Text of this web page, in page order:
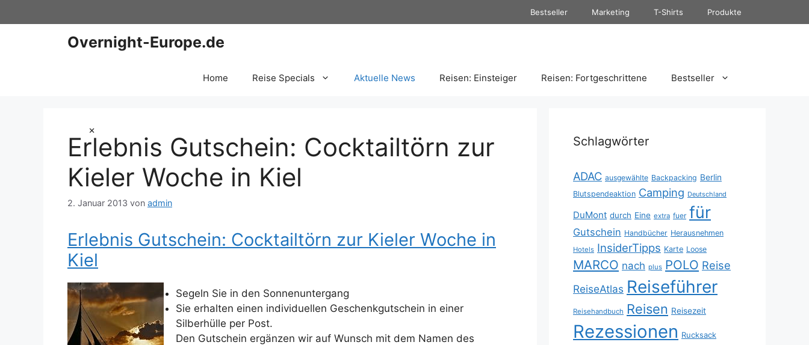
×
Inhalt
Bestseller Marketing T-Shirts Produkte
Overnight-Europe.de
Home Reise Specials Aktuelle News Reisen: Einsteiger Reisen: Fortgeschrittene Bestseller
Erlebnis Gutschein: Cocktailtörn zur
Kieler Woche in Kiel
2. Januar 2013 von admin
Erlebnis Gutschein: Cocktailtörn zur Kieler Woche in
Kiel
Segeln Sie in den Sonnenuntergang
Sie erhalten einen individuellen Geschenkgutschein in einer
Silberhülle per Post.
Den Gutschein ergänzen wir auf Wunsch mit dem Namen des
Schlagwörter
ADAC ausgewählte Backpacking Berlin
Blutspendeaktion Camping Deutschland
DuMont durch Eine extra fuer für
Gutschein Handbücher Herausnehmen
Hotels InsiderTipps Karte Loose
MARCO nach plus POLO Reise
ReiseAtlas Reiseführer
Reisehandbuch Reisen Reisezeit
Rezessionen Rucksack